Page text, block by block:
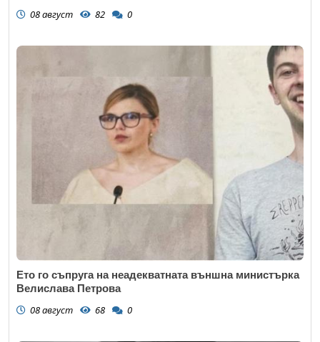
08 август 82 0
Ето го съпруга на неадекватната външна министърка
Велислава Петрова
08 август 68 0